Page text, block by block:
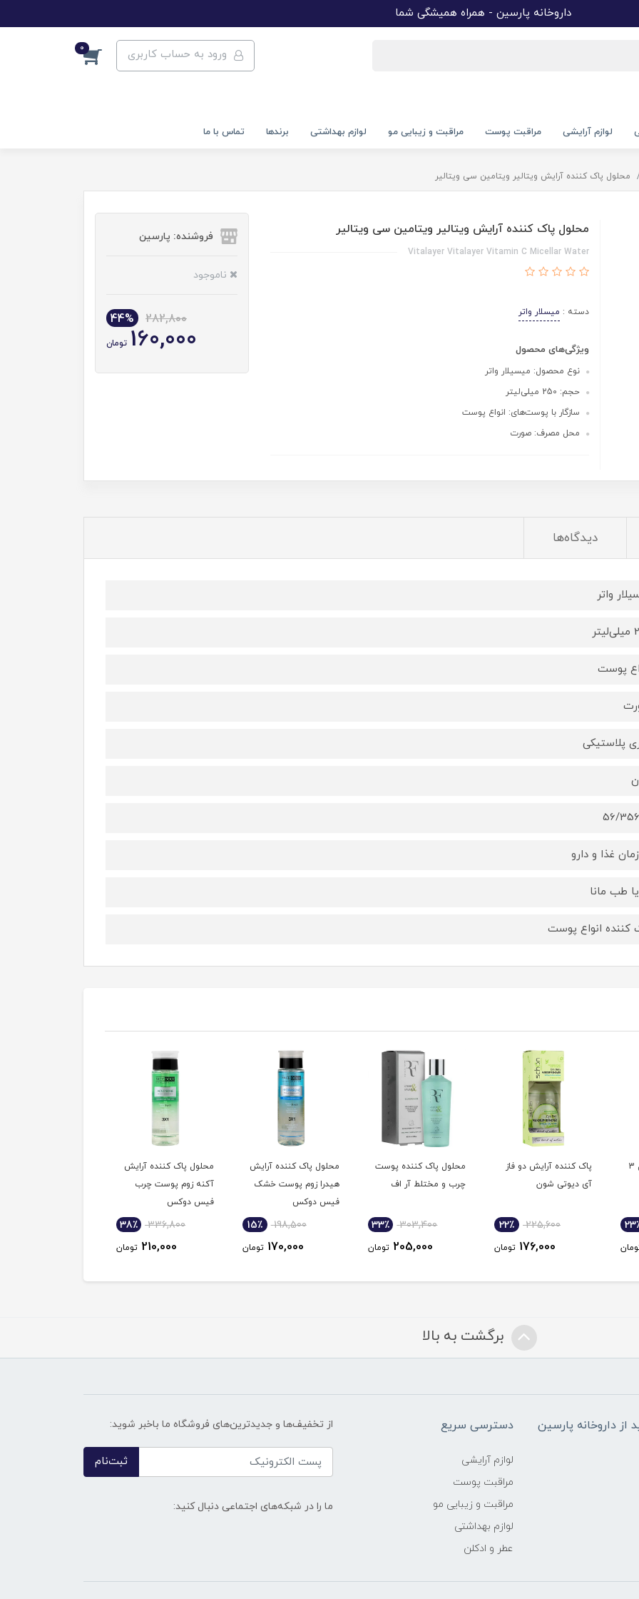
داروخانه پارسین - همراه همیشگی شما
ورود به حساب کاربری 0
لوازم آرایشی مراقبت پوست مراقبت و زیبایی مو لوازم بهداشتی برندها تماس با ما
محلول پاک کننده آرایش ویتالیر ویتامین سی ویتالیر
محلول پاک کننده آرایش ویتالیر ویتامین سی ویتالیر
Vitalayer Vitalayer Vitamin C Micellar Water
دسته : میسلار واتر
ویژگی‌های محصول
نوع محصول: میسیلار واتر
حجم: 250 میلی‌لیتر
سازگار با پوست‌های: انواع پوست
محل مصرف: صورت
فروشنده: پارسین
ناموجود
282,800
44%
160,000 تومان
دیدگاه‌ها
واتر
پوست
پلاستیکی
56/
غذا و دارو
طب مانا
کننده انواع پوست
پاک کننده سبو میسل 3
پاک کننده آرایش دو فاز
آی دیوتی شون
225,600 22٪
176,000 تومان
محلول پاک کننده پوست
چرب و مختلط آر اف
303,400 33٪
205,000 تومان
محلول پاک کننده آرایش
هیدرا زوم پوست خشک
فیس دوکس
198,500 15٪
170,000 تومان
محلول پاک کننده آرایش
آکنه زوم پوست چرب
فیس دوکس
336,800 38٪
210,000 تومان
برگشت به بالا
از داروخانه پارسین دسترسی سریع
لوازم آرایشی
مراقبت پوست
مراقبت و زیبایی مو
لوازم بهداشتی
عطر و ادکلن
از تخفیف‌ها و جدیدترین‌های فروشگاه ما باخبر شوید:
ثبت‌نام
ما را در شبکه‌های اجتماعی دنبال کنید: